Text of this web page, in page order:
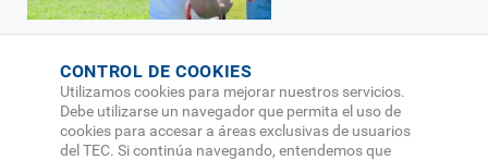
Disciplina con la 10 y la 17: dos futbolistas del
TEC que también juegan fuerte en las aulas
Vida Estudiantil
CONTROL DE COOKIES
Utilizamos cookies para mejorar nuestros servicios.
Debe utilizarse un navegador que permita el uso de
cookies para accesar a áreas exclusivas de usuarios
del TEC. Si continúa navegando, entendemos que